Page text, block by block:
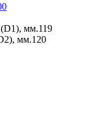
мм.119
мм.120